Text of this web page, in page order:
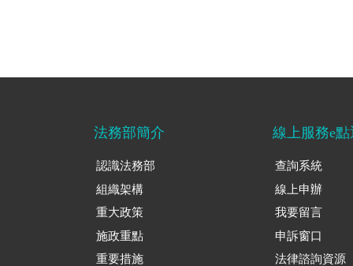
法務部簡介
認識法務部
組織架構
重大政策
施政重點
重要措施
線上服務e點
查詢系統
線上申辦
我要留言
申訴窗口
法律諮詢資源